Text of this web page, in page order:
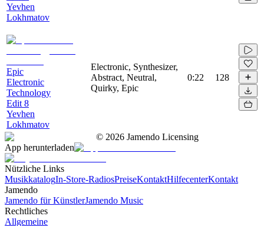
Yevhen
Lokhmatov
Epic
Electronic
Technology
Edit 8
Yevhen
Lokhmatov
Electronic, Synthesizer,
Abstract, Neutral,
Quirky, Epic
0:22 128
© 2026 Jamendo Licensing
App herunterladen
Nützliche Links
MusikkatalogIn-Store-RadiosPreiseKontaktHilfecenterKontakt
Jamendo
Jamendo für KünstlerJamendo Music
Rechtliches
Allgemeine